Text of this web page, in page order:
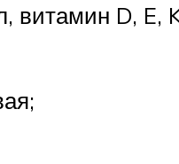
витамин D, E,